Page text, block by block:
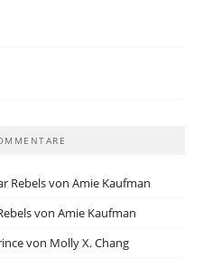
Rebels von Amie Kaufman
von Amie Kaufman
von Molly X. Chang